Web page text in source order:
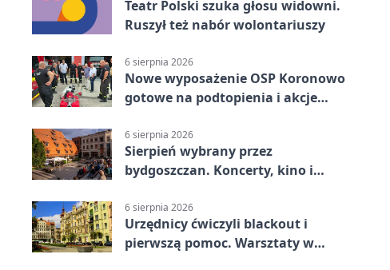
Teatr Polski szuka głosu widowni.
Ruszył też nabór wolontariuszy
6 sierpnia 2026
Nowe wyposażenie OSP Koronowo
gotowe na podtopienia i akcje
6 sierpnia 2026
Sierpień wybrany przez
bydgoszczan. Koncerty, kino i
6 sierpnia 2026
Urzędnicy ćwiczyli blackout i
pierwszą pomoc. Warsztaty w